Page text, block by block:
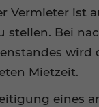
Vermieter ist
Bei
wird
Mietzeit.
eines